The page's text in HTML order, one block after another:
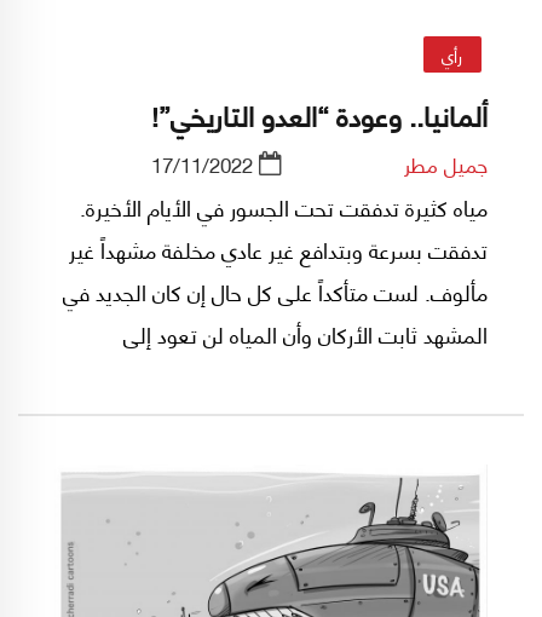
رأي
ألمانيا.. وعودة “العدو التاريخي”!
جميل مطر 17/11/2022
مياه كثيرة تدفقت تحت الجسور في الأيام الأخيرة.
تدفقت بسرعة وبتدافع غير عادي مخلفة مشهداً غير
مألوف. لست متأكداً على كل حال إن كان الجديد في
المشهد ثابت الأركان وأن المياه لن تعود إلى
معنا وأن الأمل عاد كبيراً في نهاية قريبة لفوضى